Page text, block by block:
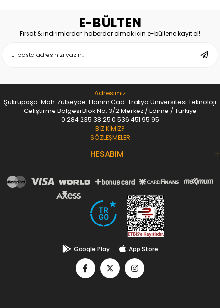
E-BÜLTEN
Fırsat & indirimlerden haberdar olmak için e-bültene kayıt ol!
Adresimiz
Şükrüpaşa Mah. Zübeyde Hanım Cad. Trakya Üniversitesi Teknoloji
Geliştirme Bölgesi Blok No: 3/2 Merkez / Edirne / Türkiye
0 284 235 38 25 0 536 451 95 95
BİZ KİMİZ?
SÖZLEŞMELER
HESABIM
Google Play App Store